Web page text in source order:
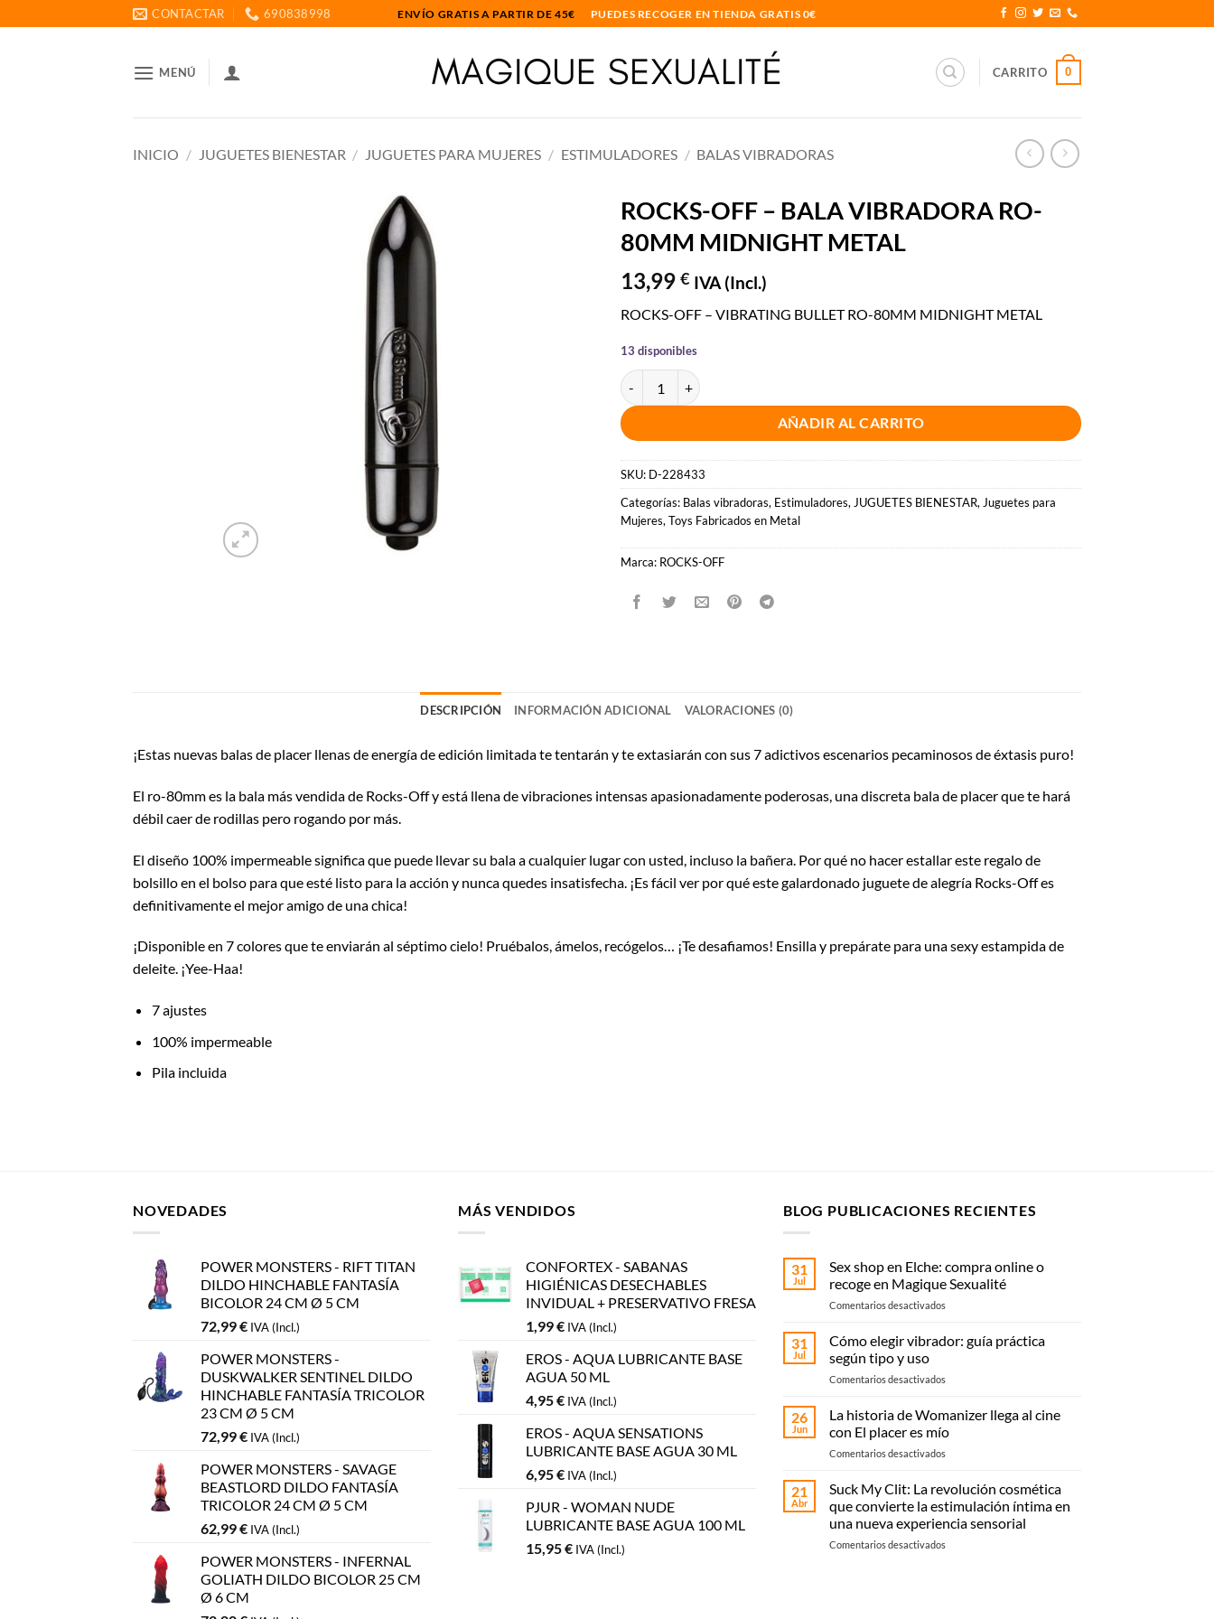
al
CONTACTAR 690838998 ENVÍO GRATIS A PARTIR DE 45€ PUEDES RECOGER EN TIENDA GRATIS 0€
MENÚ CARRITO 0
INICIO / JUGUETES BIENESTAR / JUGUETES PARA MUJERES / ESTIMULADORES / BALAS VIBRADORAS
ROCKS-OFF – BALA VIBRADORA RO-
80MM MIDNIGHT METAL
13,99 € IVA (Incl.)
ROCKS-OFF – VIBRATING BULLET RO-80MM MIDNIGHT METAL
13 disponibles
ROCKS-OFF - BALA VIBRADORA RO-80MM MIDNIGHT METAL cantidad
AÑADIR AL CARRITO
SKU: D-228433
Categorías: Balas vibradoras, Estimuladores, JUGUETES BIENESTAR, Juguetes para
Mujeres, Toys Fabricados en Metal
Marca: ROCKS-OFF
DESCRIPCIÓN INFORMACIÓN ADICIONAL VALORACIONES (0)
¡Estas nuevas balas de placer llenas de energía de edición limitada te tentarán y te extasiarán con sus 7 adictivos escenarios pecaminosos de éxtasis puro!
El ro-80mm es la bala más vendida de Rocks-Off y está llena de vibraciones intensas apasionadamente poderosas, una discreta bala de placer que te hará
débil caer de rodillas pero rogando por más.
El diseño 100% impermeable significa que puede llevar su bala a cualquier lugar con usted, incluso la bañera. Por qué no hacer estallar este regalo de
bolsillo en el bolso para que esté listo para la acción y nunca quedes insatisfecha. ¡Es fácil ver por qué este galardonado juguete de alegría Rocks-Off es
definitivamente el mejor amigo de una chica!
¡Disponible en 7 colores que te enviarán al séptimo cielo! Pruébalos, ámelos, recógelos… ¡Te desafiamos! Ensilla y prepárate para una sexy estampida de
deleite. ¡Yee-Haa!
7 ajustes
100% impermeable
Pila incluida
NOVEDADES
POWER MONSTERS - RIFT TITAN
DILDO HINCHABLE FANTASÍA
BICOLOR 24 CM Ø 5 CM
72,99€ IVA (Incl.)
POWER MONSTERS -
DUSKWALKER SENTINEL DILDO
HINCHABLE FANTASÍA TRICOLOR
23 CM Ø 5 CM
72,99€ IVA (Incl.)
POWER MONSTERS - SAVAGE
BEASTLORD DILDO FANTASÍA
TRICOLOR 24 CM Ø 5 CM
62,99€ IVA (Incl.)
POWER MONSTERS - INFERNAL
GOLIATH DILDO BICOLOR 25 CM
Ø 6 CM
MÁS VENDIDOS
CONFORTEX - SABANAS
HIGIÉNICAS DESECHABLES
INVIDUAL + PRESERVATIVO FRESA
1,99€ IVA (Incl.)
EROS - AQUA LUBRICANTE BASE
AGUA 50 ML
4,95€ IVA (Incl.)
EROS - AQUA SENSATIONS
LUBRICANTE BASE AGUA 30 ML
6,95€ IVA (Incl.)
PJUR - WOMAN NUDE
LUBRICANTE BASE AGUA 100 ML
15,95€ IVA (Incl.)
BLOG PUBLICACIONES RECIENTES
31
Jul
Sex shop en Elche: compra online o
recoge en Magique Sexualité
Comentarios desactivados
shop
en
compra
o
Magique
31
Jul
Cómo elegir vibrador: guía práctica
según tipo y uso
Comentarios desactivados
elegir
vibrador:
guía
práctica
tipo
y
26
Jun
La historia de Womanizer llega al cine
con El placer es mío
Comentarios desactivados
historia
de
Womanizer
llega
al
21
Abr
Suck My Clit: La revolución cosmética
que convierte la estimulación íntima en
una nueva experiencia sensorial
Comentarios desactivados